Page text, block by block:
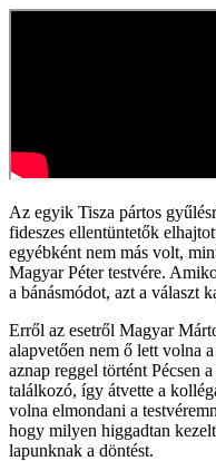
Az egyik Tisza pártos
fideszes ellentüntetők
egyébként nem más volt,
Magyar Péter testvére.
a bánásmódot, azt a választ
Erről az esetről Magyar
alapvetően nem ő lett volna
aznap reggel történt Pécsen
találkozó, így átvette a
volna elmondani a
hogy milyen higgadtan
lapunknak a döntést.